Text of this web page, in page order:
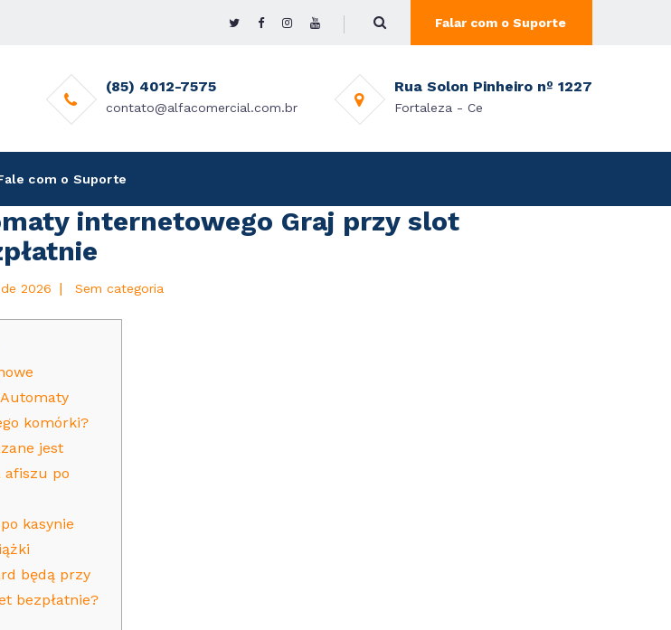
Falar com o Suporte
(85) 4012-7575
contato@alfacomercial.com.br
Rua Solon Pinheiro nº 1227
Fortaleza - Ce
com o Suporte
internetowego Graj przy slot
2026 | Sem categoria
komórki?
jest
afiszu po
kasynie
będą przy
bezpłatnie?